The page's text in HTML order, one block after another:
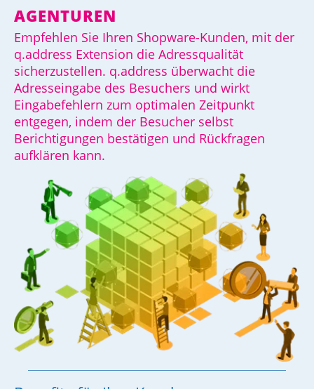
AGENTUREN
Empfehlen Sie Ihren Shopware-Kunden, mit der
q.address Extension die Adressqualität
sicherzustellen. q.address überwacht die
Adresseingabe des Besuchers und wirkt
Eingabefehlern zum optimalen Zeitpunkt
entgegen, indem der Besucher selbst
Berichtigungen bestätigen und Rückfragen
aufklären kann.